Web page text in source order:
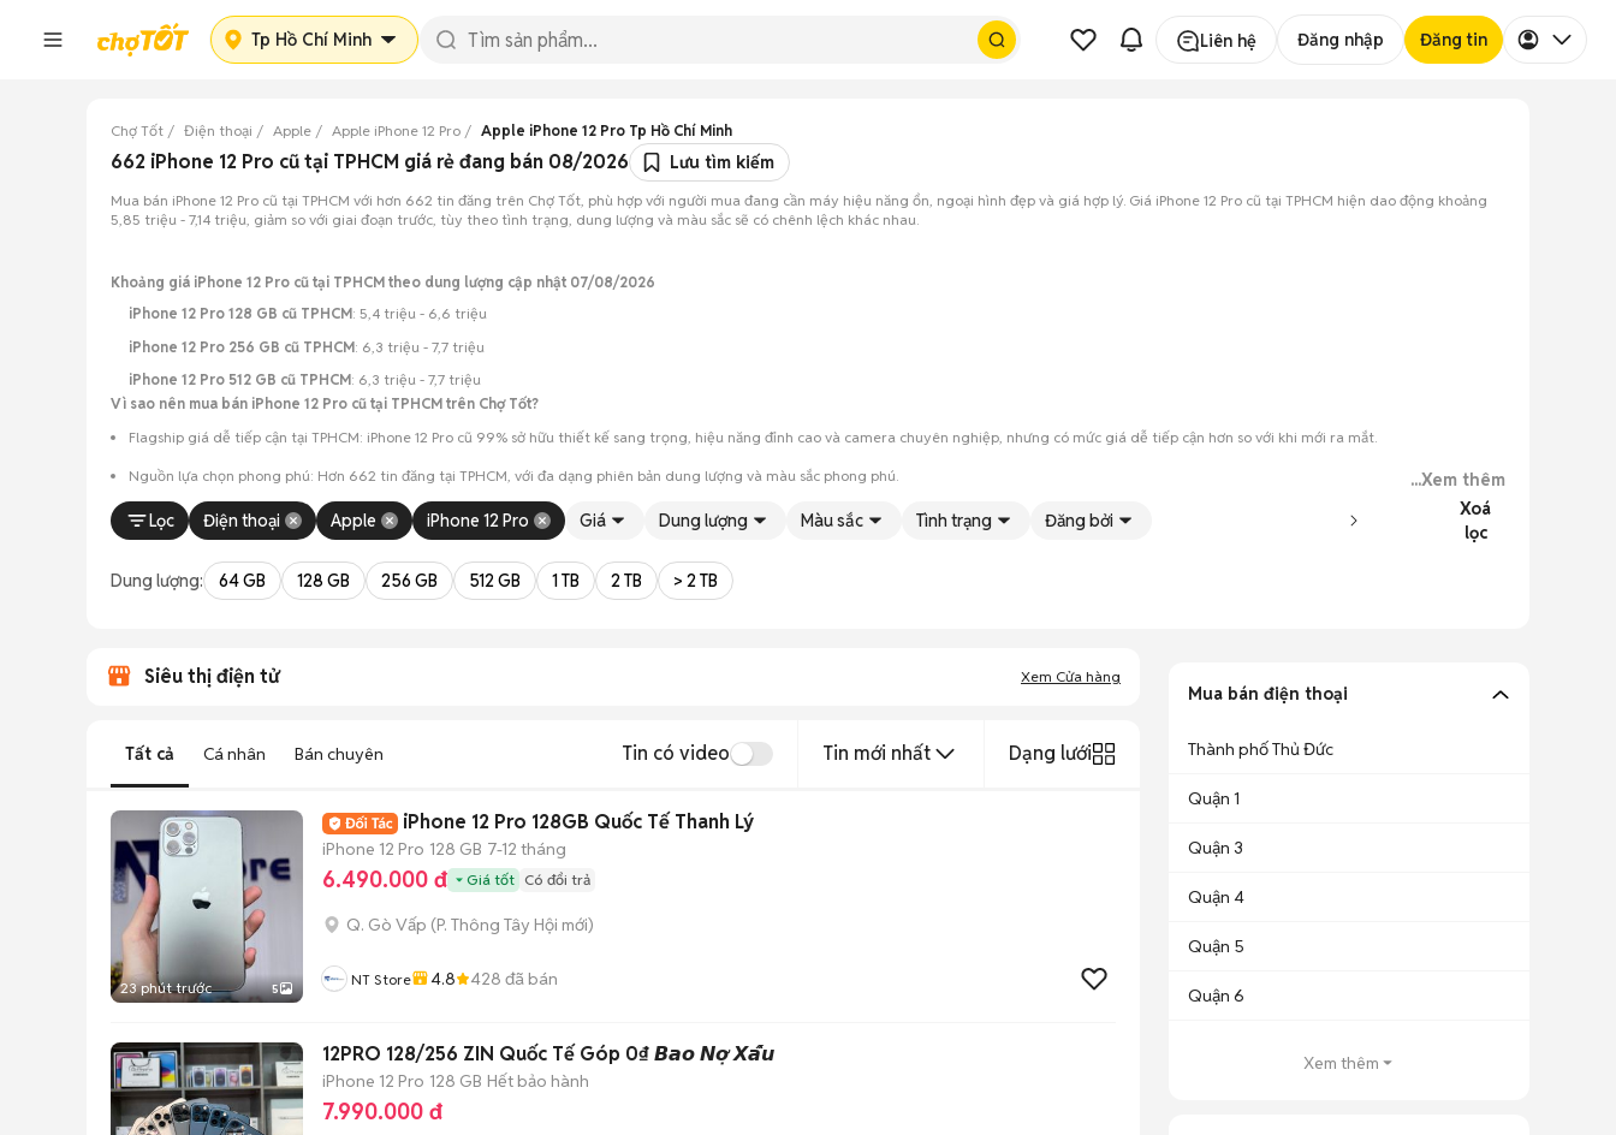
Tp Hồ Chí Minh Liên hệ Đăng nhập Đăng tin
Chợ Tốt Điện thoại Apple Apple iPhone 12 Pro Apple iPhone 12 Pro Tp Hồ Chí Minh
662 iPhone 12 Pro cũ tại TPHCM giá rẻ đang bán 08/2026 Lưu tìm kiếm
Mua bán iPhone 12 Pro cũ tại TPHCM với hơn 662 tin đăng trên Chợ Tốt, phù hợp với người mua đang cần máy hiệu năng ổn, ngoại hình đẹp và giá hợp lý. Giá iPhone 12 Pro cũ tại TPHCM hiện dao động khoảng
5,85 triệu - 7,14 triệu, giảm so với giai đoạn trước, tùy theo tình trạng, dung lượng và màu sắc sẽ có chênh lệch khác nhau.
Khoảng giá iPhone 12 Pro cũ tại TPHCM theo dung lượng cập nhật 07/08/2026
iPhone 12 Pro 128 GB cũ TPHCM: 5,4 triệu - 6,6 triệu
iPhone 12 Pro 256 GB cũ TPHCM: 6,3 triệu - 7,7 triệu
iPhone 12 Pro 512 GB cũ TPHCM: 6,3 triệu - 7,7 triệu
Vì sao nên mua bán iPhone 12 Pro cũ tại TPHCM trên Chợ Tốt?
Flagship giá dễ tiếp cận tại TPHCM: iPhone 12 Pro cũ 99% sở hữu thiết kế sang trọng, hiệu năng đỉnh cao và camera chuyên nghiệp, nhưng có mức giá dễ tiếp cận hơn so với khi mới ra mắt.
Nguồn lựa chọn phong phú: Hơn 662 tin đăng tại TPHCM, với đa dạng phiên bản dung lượng và màu sắc phong phú.
Chủ động kiểm tra máy: Dễ dàng hẹn gặp người bán để kiểm tra ngoại hình, màn hình và các chức năng của máy trước khi mua.
...Xem thêm
Lọc
Điện thoại Apple iPhone 12 Pro Giá Dung lượng Màu sắc Tình trạng Đăng bởi
Xoá
lọc
Dung lượng: 64 GB 128 GB 256 GB 512 GB 1 TB 2 TB > 2 TB
Siêu thị điện tử Xem Cửa hàng
Tất cả Cá nhân Bán chuyên Tin có video Tin mới nhất Dạng lưới
23 phút trước 5
iPhone 12 Pro 128GB Quốc Tế Thanh Lý
iPhone 12 Pro 128 GB 7-12 tháng
6.490.000 đ Giá tốt Có đổi trả
Q. Gò Vấp (P. Thông Tây Hội mới)
NT Store 4.8 428 đã bán
12PRO 128/256 ZIN Quốc Tế Góp 0₫ 𝘽𝙖𝙤 𝙉𝙤̛̣ 𝙓𝙖̂́𝙪
iPhone 12 Pro 128 GB Hết bảo hành
7.990.000 đ
Mua bán điện thoại
Thành phố Thủ Đức
Quận 1
Quận 3
Quận 4
Quận 5
Quận 6
Xem thêm